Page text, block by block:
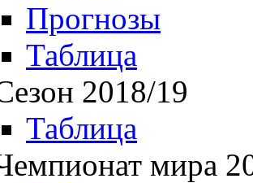
Прогнозы
Таблица
2018/19
Таблица
мира